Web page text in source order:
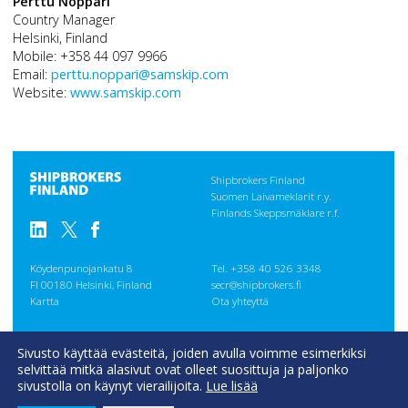
Country Manager
Helsinki, Finland
Mobile: +358 44 097 9966
Email:perttu.noppari@samskip.com
Website:www.samskip.com
Shipbrokers Finland
Suomen Laivameklarit r.y.
Finlands Skeppsmäklare r.f.
Köydenpunojankatu 8
FI 00180 Helsinki, Finland
Kartta
Tel. +358 40 526 3348
secr@shipbrokers.fi
Ota yhteyttä
CONDITIONS
Evästeseloste
Sivusto käyttää evästeitä, joiden avulla voimme esimerkiksi
selvittää mitkä alasivut ovat olleet suosittuja ja paljonko
sivustolla on käynyt vierailijoita. Lue lisää